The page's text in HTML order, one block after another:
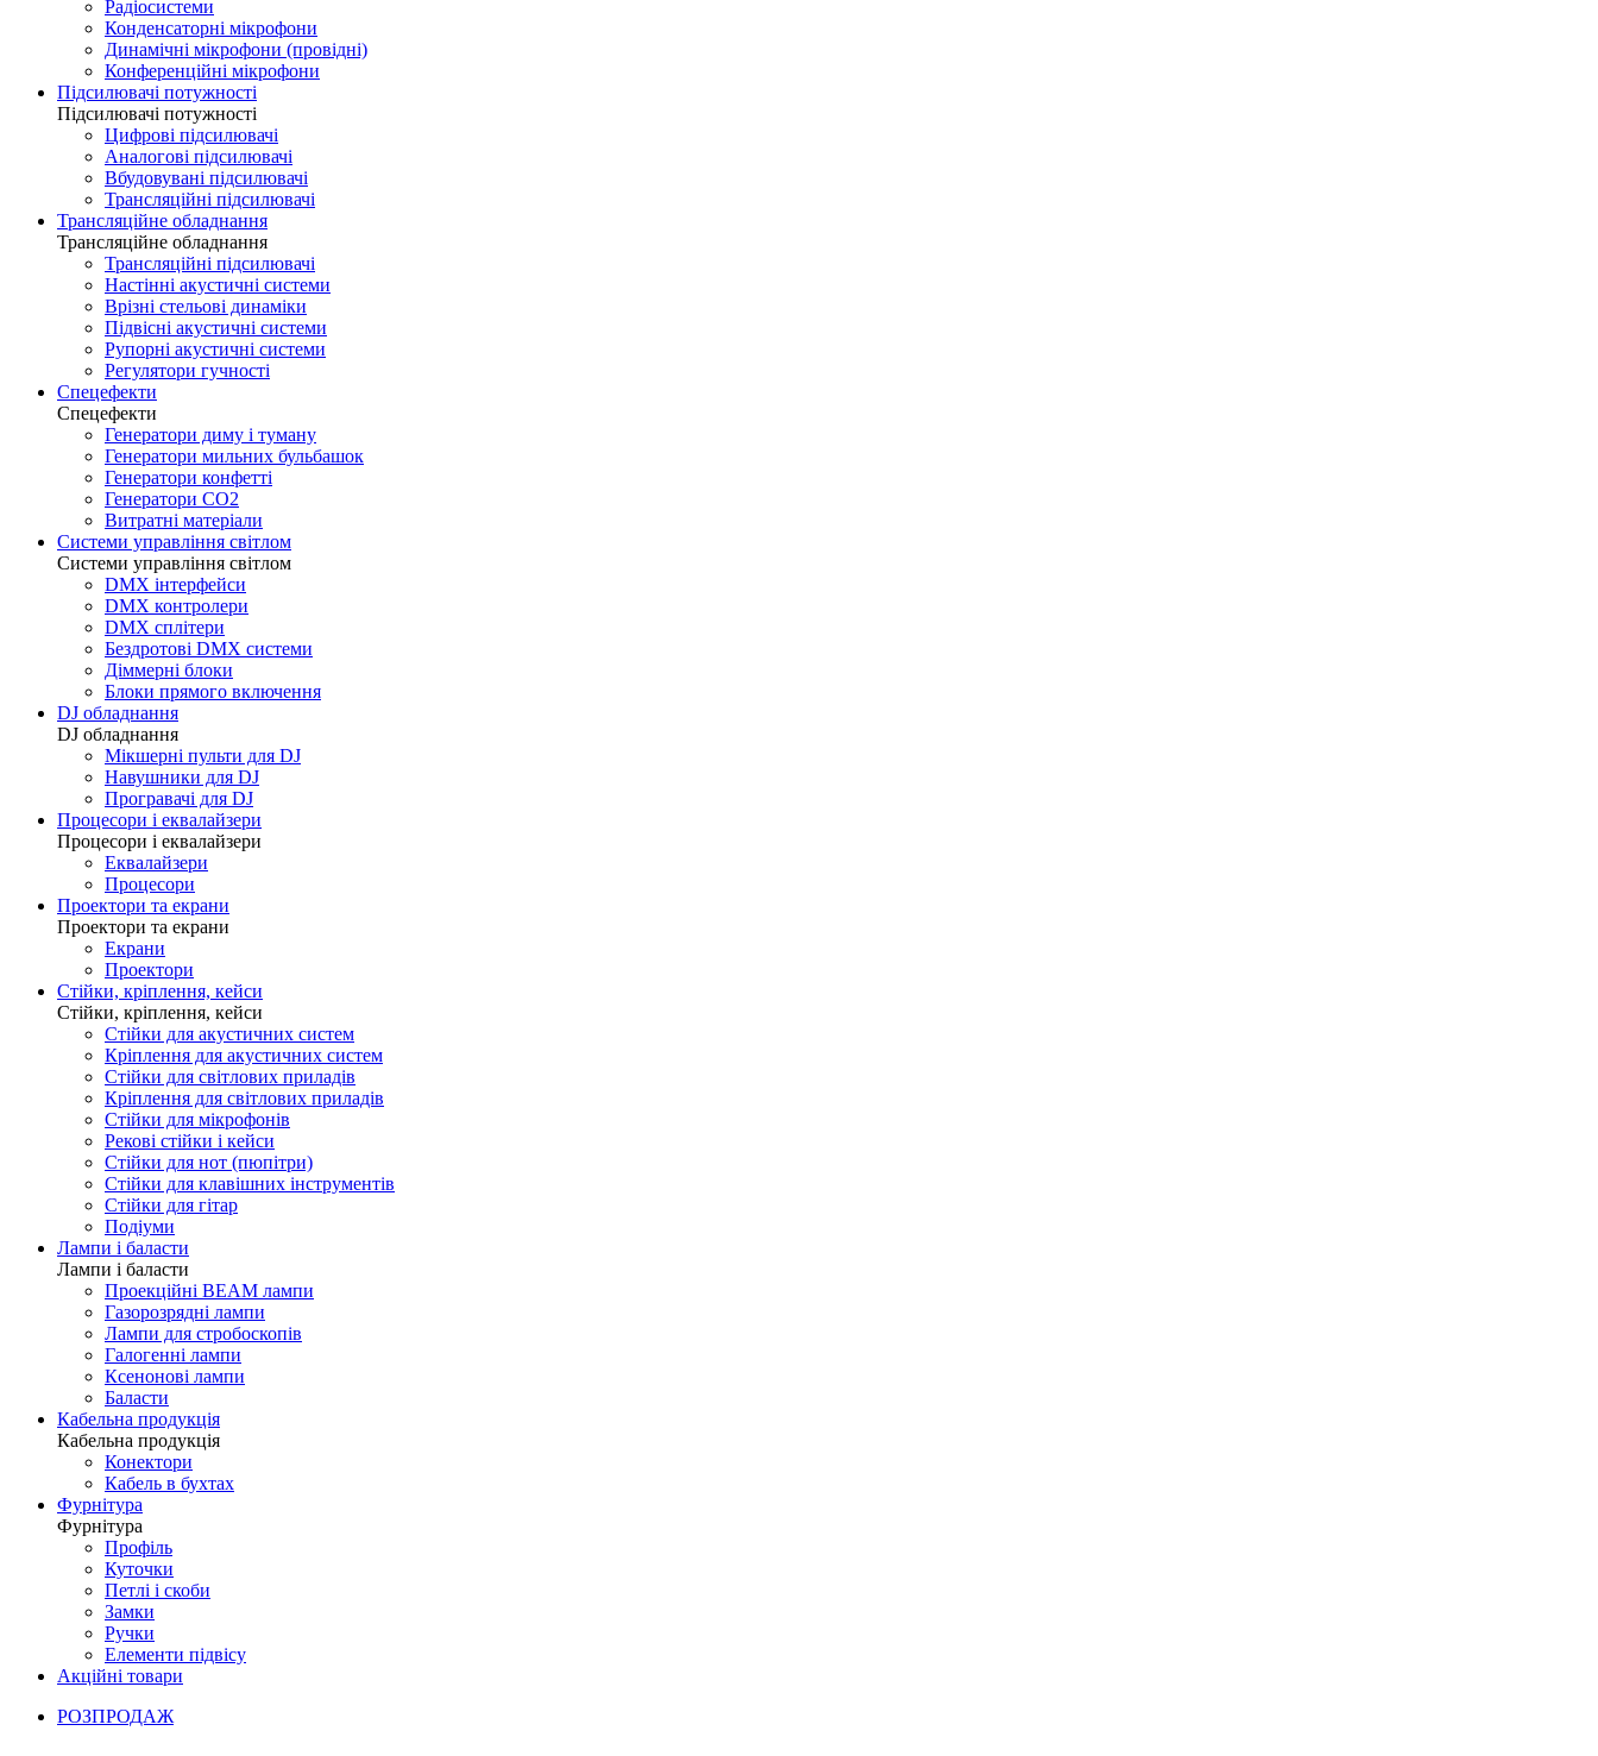
Радіосистеми
Конденсаторні мікрофони
Динамічні мікрофони (провідні)
Конференційні мікрофони
Підсилювачі потужності
Підсилювачі потужності
Цифрові підсилювачі
Аналогові підсилювачі
Вбудовувані підсилювачі
Трансляційні підсилювачі
Трансляційне обладнання
Трансляційне обладнання
Трансляційні підсилювачі
Настінні акустичні системи
Врізні стельові динаміки
Підвісні акустичні системи
Рупорні акустичні системи
Регулятори гучності
Спецефекти
Спецефекти
Генератори диму і туману
Генератори мильних бульбашок
Генератори конфетті
Генератори CO2
Витратні матеріали
Системи управління світлом
Системи управління світлом
DMX інтерфейси
DMX контролери
DMX сплітери
Бездротові DMX системи
Діммерні блоки
Блоки прямого включення
DJ обладнання
DJ обладнання
Мікшерні пульти для DJ
Навушники для DJ
Програвачі для DJ
Процесори і еквалайзери
Процесори і еквалайзери
Еквалайзери
Процесори
Проектори та екрани
Проектори та екрани
Екрани
Проектори
Стійки, кріплення, кейси
Стійки, кріплення, кейси
Стійки для акустичних систем
Кріплення для акустичних систем
Стійки для світлових приладів
Кріплення для світлових приладів
Стійки для мікрофонів
Рекові стійки і кейси
Стійки для нот (пюпітри)
Стійки для клавішних інструментів
Стійки для гітар
Подіуми
Лампи і баласти
Лампи і баласти
Проекційні BEAM лампи
Газорозрядні лампи
Лампи для стробоскопів
Галогенні лампи
Ксенонові лампи
Баласти
Кабельна продукція
Кабельна продукція
Конектори
Кабель в бухтах
Фурнітура
Фурнітура
Профіль
Куточки
Петлі і скоби
Замки
Ручки
Елементи підвісу
Акційні товари
РОЗПРОДАЖ